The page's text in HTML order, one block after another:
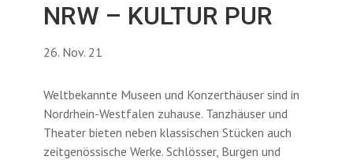
NRW – KULTUR PUR
26. Nov. 21
Weltbekannte Museen und Konzerthäuser sind in
Nordrhein-Westfalen zuhause. Tanzhäuser und
Theater bieten neben klassischen Stücken auch
zeitgenössische Werke. Schlösser, Burgen und